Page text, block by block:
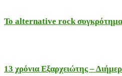
Το alternative rock συγκρότημα
13 χρόνια Εξαρχειώτης –